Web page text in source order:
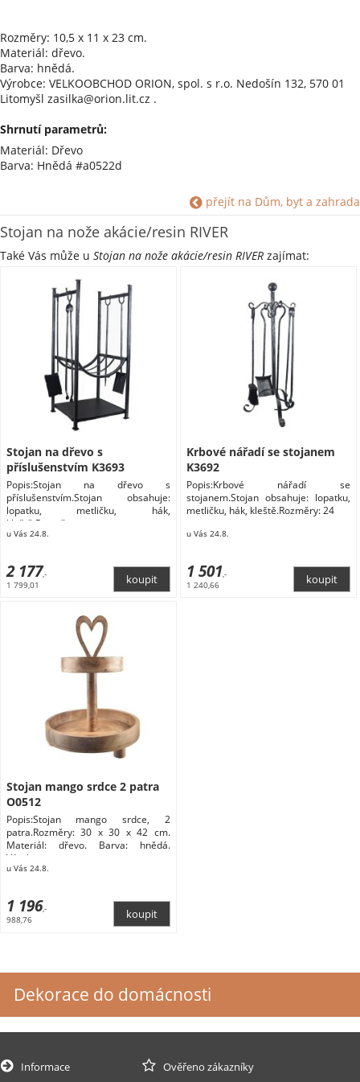
Rozměry: 10,5 x 11 x 23 cm.
Materiál: dřevo.
Barva: hnědá.
Výrobce: VELKOOBCHOD ORION, spol. s r.o. Nedošín 132, 570 01
Litomyšl zasilka@orion.lit.cz .
Shrnutí parametrů:
Materiál: Dřevo
Barva: Hnědá #a0522d
přejít na Dům, byt a zahrada
Stojan na nože akácie/resin RIVER
Také Vás může u Stojan na nože akácie/resin RIVER zajímat:
Stojan na dřevo s
příslušenstvím K3693
Popis:Stojan na dřevo s
příslušenstvím.Stojan obsahuje:
lopatku, metličku, hák,
kleště.Rozměr
u Vás 24.8.
2 177,-
1 799,01
Krbové nářadí se stojanem
K3692
Popis:Krbové nářadí se
stojanem.Stojan obsahuje: lopatku,
metličku, hák, kleště.Rozměry: 24
u Vás 24.8.
1 501,-
1 240,66
Stojan mango srdce 2 patra
O0512
Popis:Stojan mango srdce, 2
patra.Rozměry: 30 x 30 x 42 cm.
Materiál: dřevo. Barva: hnědá.
Výrobce:
u Vás 24.8.
1 196,-
988,76
Dekorace do domácnosti
Informace
Ověřeno zákazníky